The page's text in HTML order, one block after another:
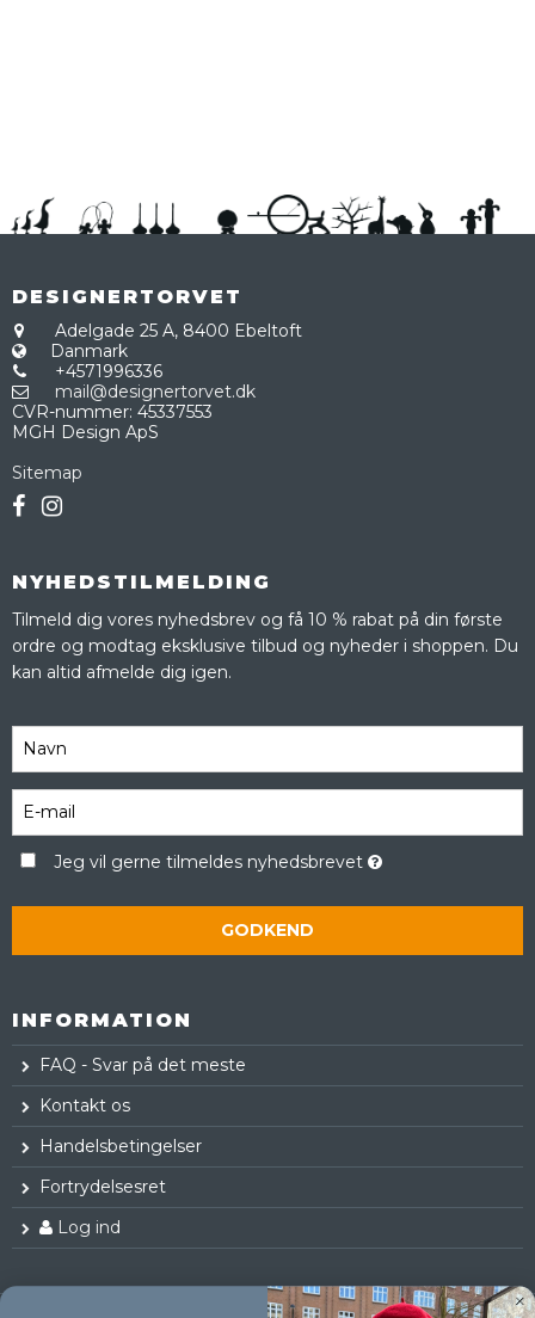
DESIGNERTORVET
Adelgade 25 A, 8400 Ebeltoft
Danmark
+4571996336
mail@designertorvet.dk
CVR-nummer: 45337553
MGH Design ApS
Sitemap
NYHEDSTILMELDING
Tilmeld dig vores nyhedsbrev og få 10 % rabat på din første
ordre og modtag eksklusive tilbud og nyheder i shoppen. Du
kan altid afmelde dig igen.
Jeg vil gerne tilmeldes nyhedsbrevet
GODKEND
INFORMATION
FAQ - Svar på det meste
Kontakt os
Handelsbetingelser
Fortrydelsesret
Log ind